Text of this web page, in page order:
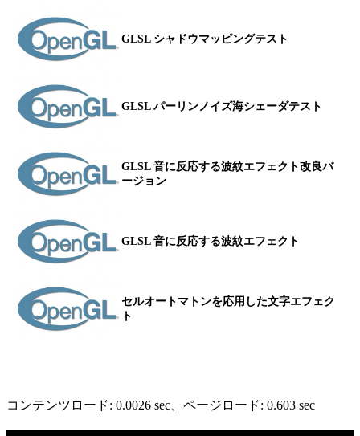
GLSL シャドウマッピングテスト
GLSL パーリンノイズ海シェーダテスト
GLSL 音に反応する波紋エフェクト改良バ
ージョン
GLSL 音に反応する波紋エフェクト
セルオートマトンを応用した文字エフェク
ト
コンテンツロード: 0.0026 sec 、ページロード: 0.603 sec